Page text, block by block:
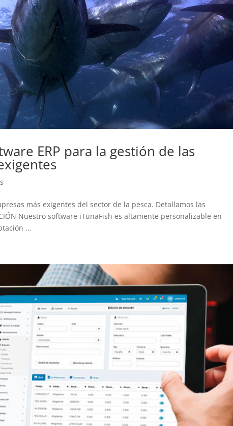
ERP para la gestión de las
más exigentes del sector de la pesca. Detallamos las
Nuestro software iTunaFish es altamente personalizable en
...